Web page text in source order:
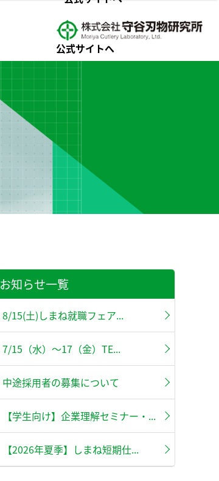
公式サイトへ
お知らせ一覧
8/15(土)しまね就職フェア...
7/15（水）～17（金）TE...
中途採用者の募集について
【学生向け】企業理解セミナー・...
【2026年夏季】しまね短期仕...